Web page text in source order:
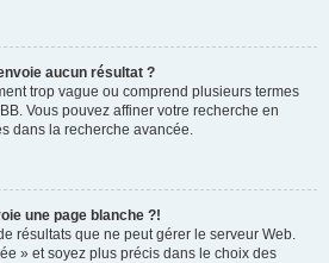
aucun résultat ?
trop vague ou comprend plusieurs termes
Vous pouvez affiner votre recherche en
dans la recherche avancée.
une page blanche ?!
résultats que ne peut gérer le serveur Web.
» et soyez plus précis dans le choix des